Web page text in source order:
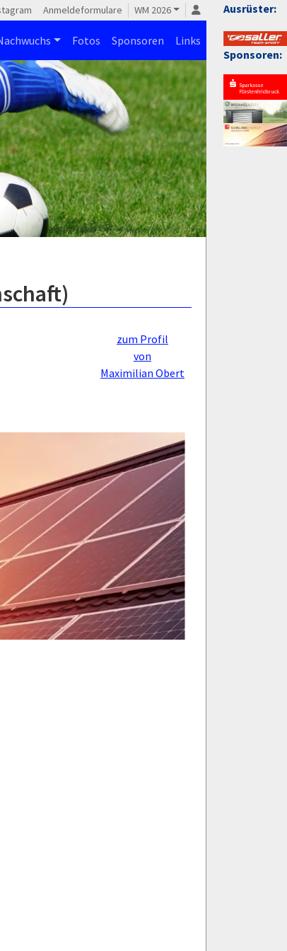
Ausrüster:
Sponsoren:
Anmeldeformulare WM 2026
Fotos Sponsoren Links
zum Profil
von
Maximilian Obert